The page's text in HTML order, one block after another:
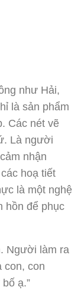
như Hải,
là sản phẩm
Các nét vẽ
Là người
nhận
hoạ tiết
là một nghệ
hồn để phục
Người làm ra
con, con
ạ.”